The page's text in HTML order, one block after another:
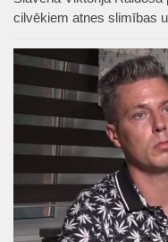
cilvēkiem atnes slimības